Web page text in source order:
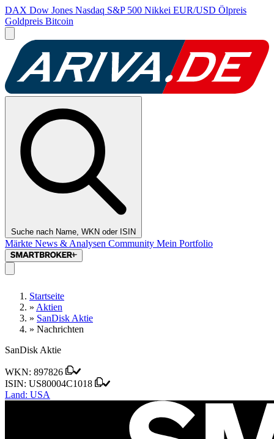
DAX Dow Jones Nasdaq S&P 500 Nikkei EUR/USD Ölpreis
Goldpreis Bitcoin
Suche nach Name, WKN oder ISIN
Märkte News & Analysen Community Mein Portfolio
Startseite
» Aktien
» SanDisk Aktie
» Nachrichten
SanDisk Aktie
WKN: 897826
ISIN: US80004C1018
Land: USA